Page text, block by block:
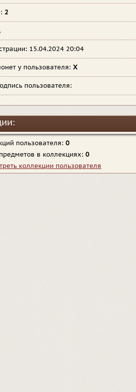
2
15.04.2024 20:04
у пользователя: X
пользователя:
пользователя: 0
в коллекциях: 0
коллекции пользователя